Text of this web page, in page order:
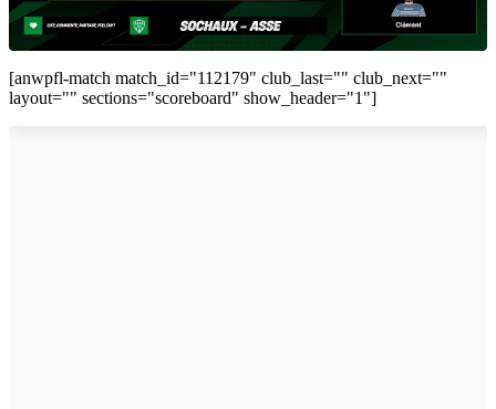
[anwpfl-match match_id="112179" club_last="" club_next=""
layout="" sections="scoreboard" show_header="1"]